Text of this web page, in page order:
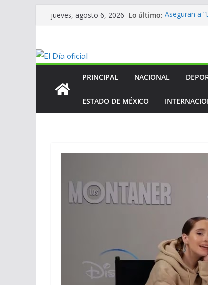
Saltarjueves, agosto 6, 2026 Lo último: Aseguran a
ANV
PRINCIPAL NACIONAL
ESTADO DE MÉXICO